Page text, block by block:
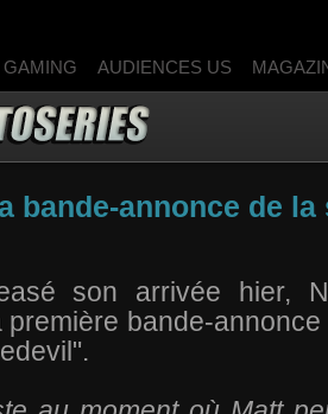
GAMING AUDIENCES US
bande-annonce de la
son arrivée hier,
première bande-